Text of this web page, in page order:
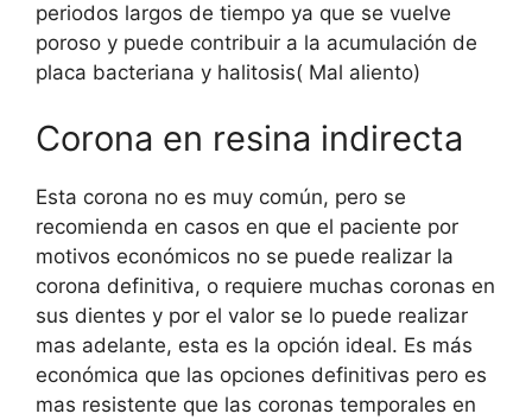
periodos largos de tiempo ya que se vuelve
poroso y puede contribuir a la acumulación de
placa bacteriana y halitosis( Mal aliento)
Corona en resina indirecta
Esta corona no es muy común, pero se
recomienda en casos en que el paciente por
motivos económicos no se puede realizar la
corona definitiva, o requiere muchas coronas en
sus dientes y por el valor se lo puede realizar
mas adelante, esta es la opción ideal. Es más
económica que las opciones definitivas pero es
mas resistente que las coronas temporales en